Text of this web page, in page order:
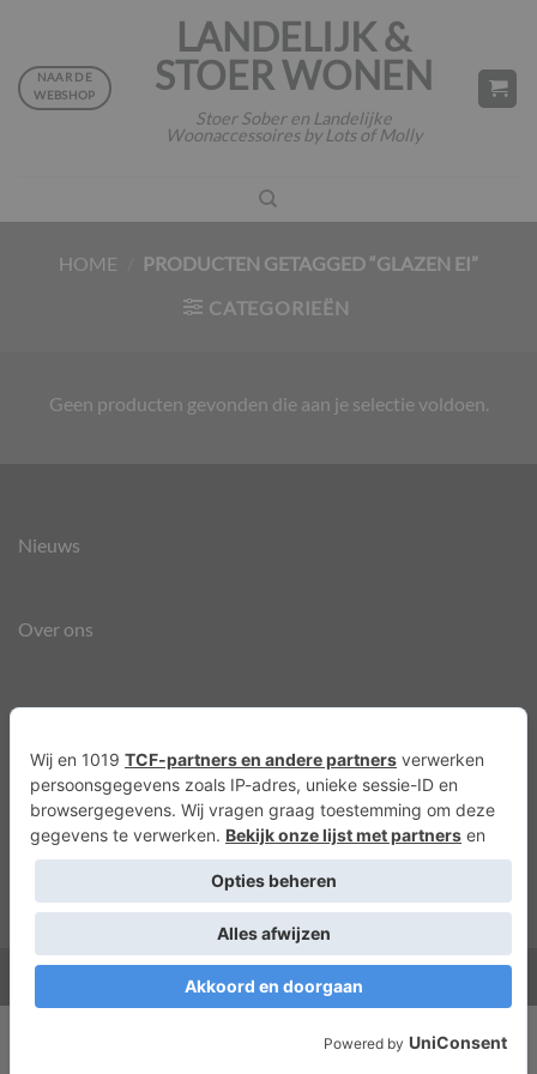
inhoud
LANDELIJK &
STOER WONEN
Stoer Sober en Landelijke
Woonaccessoires by Lots of Molly
NAAR DE
WEBSHOP
HOME
PRODUCTEN GETAGGED “GLAZEN EI”
CATEGORIEËN
Geen producten gevonden die aan je selectie voldoen.
Nieuws
Over ons
Agenda
Privacyverklaring